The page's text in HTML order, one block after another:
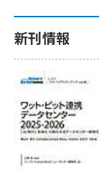
新刊情報
ワッ
時
2025